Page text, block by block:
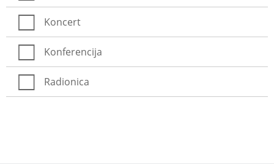
Koncert
Konferencija
Radionica